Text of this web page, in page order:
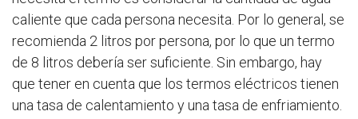
caliente que cada persona necesita. Por lo general, se
recomienda 2 litros por persona, por lo que un termo
de 8 litros debería ser suficiente. Sin embargo, hay
que tener en cuenta que los termos eléctricos tienen
una tasa de calentamiento y una tasa de enfriamiento.